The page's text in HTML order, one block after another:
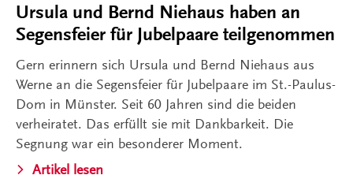
Ursula und Bernd Niehaus haben an
Segensfeier für Jubelpaare teilgenommen
Gern erinnern sich Ursula und Bernd Niehaus aus
Werne an die Segensfeier für Jubelpaare im St.-Paulus-
Dom in Münster. Seit 60 Jahren sind die beiden
verheiratet. Das erfüllt sie mit Dankbarkeit. Die
Segnung war ein besonderer Moment.
Artikel lesen